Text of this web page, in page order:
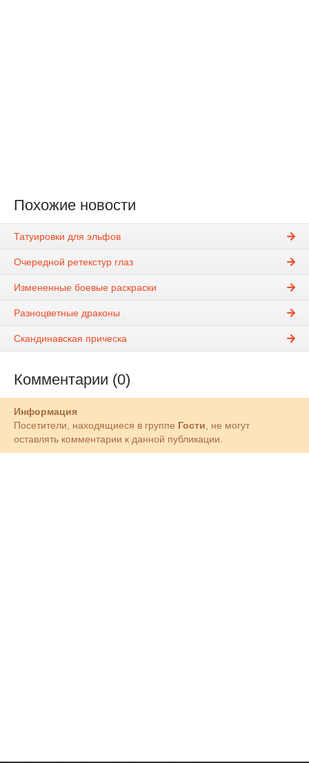
Похожие новости
Татуировки для эльфов
Очередной ретекстур глаз
Измененные боевые раскраски
Разноцветные драконы
Скандинавская прическа
Комментарии (0)
Информация
Посетители, находящиеся в группе Гости , не могут
оставлять комментарии к данной публикации.